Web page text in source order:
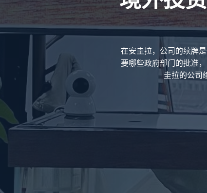
在安圭拉，公司的续牌
要哪些政府部门的批准
圭拉的公司